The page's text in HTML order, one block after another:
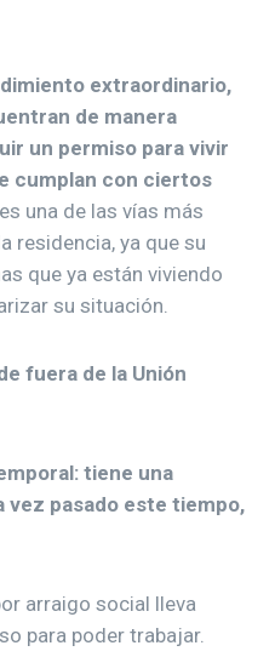
extraordinario,
de manera
un permiso para vivir
cumplan con ciertos
una de las vías más
residencia, ya que su
que ya están viviendo
su situación.
fuera de la Unión
tiene una
vez pasado este tiempo,
arraigo social lleva
para poder trabajar.